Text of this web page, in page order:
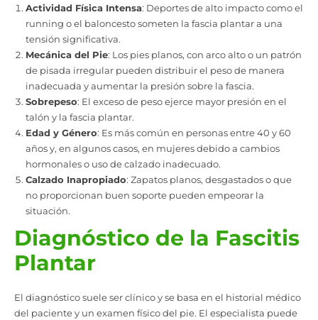
Actividad Física Intensa: Deportes de alto impacto como el
running o el baloncesto someten la fascia plantar a una
tensión significativa.
Mecánica del Pie: Los pies planos, con arco alto o un patrón
de pisada irregular pueden distribuir el peso de manera
inadecuada y aumentar la presión sobre la fascia.
Sobrepeso: El exceso de peso ejerce mayor presión en el
talón y la fascia plantar.
Edad y Género: Es más común en personas entre 40 y 60
años y, en algunos casos, en mujeres debido a cambios
hormonales o uso de calzado inadecuado.
Calzado Inapropiado: Zapatos planos, desgastados o que
no proporcionan buen soporte pueden empeorar la
situación.
Diagnóstico de la Fascitis
Plantar
El diagnóstico suele ser clínico y se basa en el historial médico
del paciente y un examen físico del pie. El especialista puede